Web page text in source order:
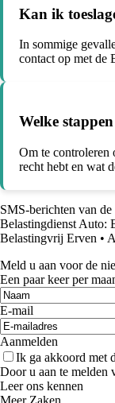
Kan ik
In sommige
contact op met de
Welke
Om te controleren
recht hebt en wat
SMS-berichten van
Belastingdienst Auto:
Belastingvrij Erven •
Meld u aan voor de
Een paar keer per
E-mail
Aanmelden
Ik ga akkoord met
Door u aan te melden
Leer ons kennen
Meer Zaken